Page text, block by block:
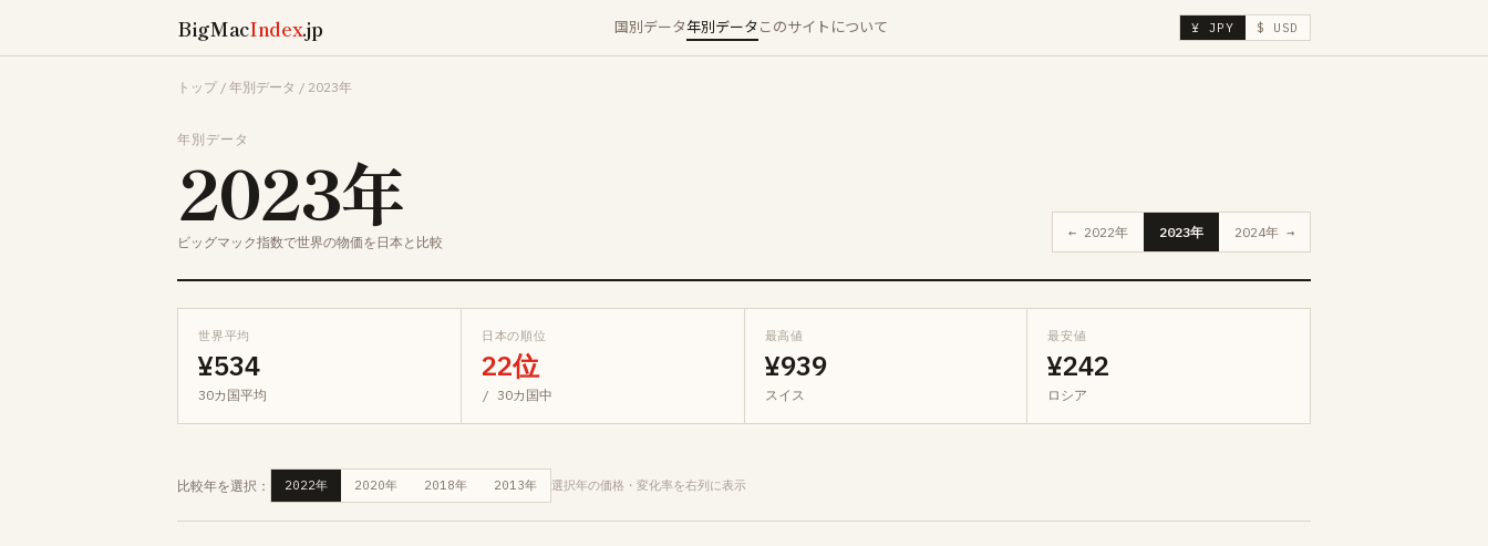
BigMacIndex.jp 国別データ年別データこのサイトについて ¥ JPY $ USD
トップ / 年別データ / 2023年
年別データ
2023年
ビッグマック指数で世界の物価を日本と比較
← 2022年 2023年 2024年 →
世界平均
¥534
30カ国平均
日本の順位
22位
/ 30カ国中
最高値
¥939
スイス
最安値
¥242
ロシア
比較年を選択： 2022年 2020年 2018年 2013年 選択年の価格・変化率を右列に表示